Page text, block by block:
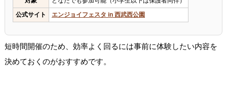
公式サイト
エンジョイフェスタ in 西武西公園
短時間開催のため、効率よく回るには事前に体験したい内容を
決めておくのがおすすめです。